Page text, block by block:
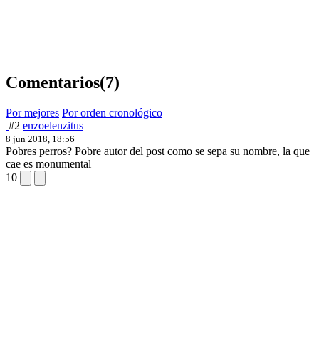
Comentarios(7)
Por mejores Por orden cronológico
#2 enzoelenzitus
8 jun 2018, 18:56
Pobres perros? Pobre autor del post como se sepa su nombre, la que
cae es monumental
10